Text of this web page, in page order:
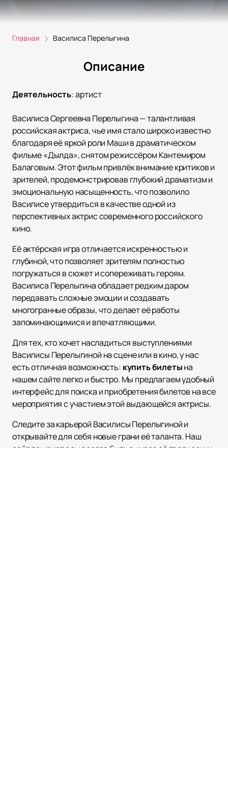
Главная Василиса Перелыгина
Описание
Деятельность:артист
Василиса Сергеевна Перелыгина — талантливая
российская актриса, чье имя стало широко известно
благодаря её яркой роли Маши в драматическом
фильме «Дылда», снятом режиссёром Кантемиром
Балаговым. Этот фильм привлёк внимание критиков и
зрителей, продемонстрировав глубокий драматизм и
эмоциональную насыщенность, что позволило
Василисе утвердиться в качестве одной из
перспективных актрис современного российского
кино.
Её актёрская игра отличается искренностью и
глубиной, что позволяет зрителям полностью
погружаться в сюжет и сопереживать героям.
Василиса Перелыгина обладает редким даром
передавать сложные эмоции и создавать
многогранные образы, что делает её работы
запоминающимися и впечатляющими.
Для тех, кто хочет насладиться выступлениями
Василисы Перелыгиной на сцене или в кино, у нас
есть отличная возможность: купить билетына
нашем сайте легко и быстро. Мы предлагаем удобный
интерфейс для поиска и приобретения билетов на все
мероприятия с участием этой выдающейся актрисы.
Следите за карьерой Василисы Перелыгиной и
открывайте для себя новые грани её таланта. Наш
сайт поможет вам всегда быть в курсе её творческих